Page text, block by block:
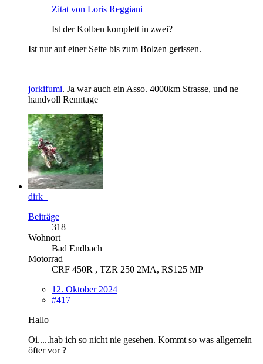
Zitat von Loris Reggiani
Ist der Kolben komplett in zwei?
Ist nur auf einer Seite bis zum Bolzen gerissen.
jorkifumi. Ja war auch ein Asso. 4000km Strasse, und ne
handvoll Renntage
dirk_
Beiträge
318
Wohnort
Bad Endbach
Motorrad
CRF 450R , TZR 250 2MA, RS125 MP
12. Oktober 2024
#417
Hallo
Oi.....hab ich so nicht nie gesehen. Kommt so was allgemein
öfter vor ?